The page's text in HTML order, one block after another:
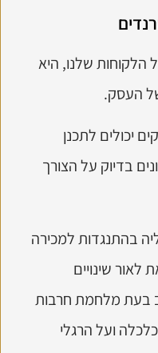
הלקוחות שלנו, היא
העסק.
יכולים לתכנן
בדיוק על הצורך
בהתנגדות למכירה
לאור שינויים
בעת מלחמת חרבות
ועל הרגלי